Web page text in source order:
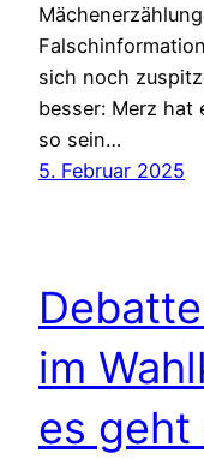
sich noch
besser: Merz hat
so sein…
5. Februar 2025
im
es geht